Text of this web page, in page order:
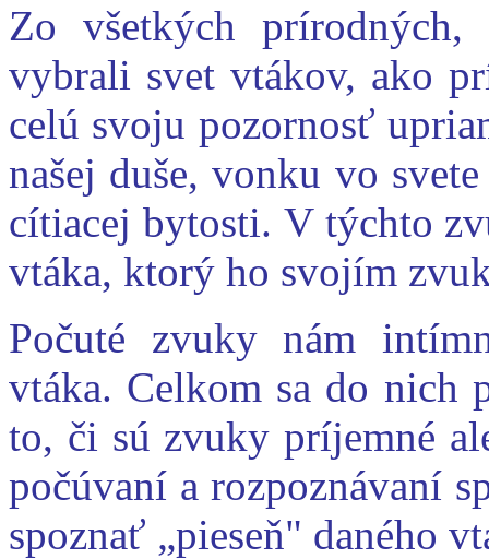
Zo všetkých
vybrali svet vtákov, ako
celú svoju pozornosť
našej duše, vonku vo
cítiacej bytosti. V týchto
vtáka, ktorý ho svojím
Počuté zvuky nám
vtáka. Celkom sa do nich
to, či sú zvuky príjemné
počúvaní a rozpoznávaní
spoznať „pieseň" daného